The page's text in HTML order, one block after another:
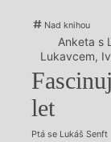
Nad knihou
Anketa s
Lukavcem,
let
Ptá se Lukáš Senft